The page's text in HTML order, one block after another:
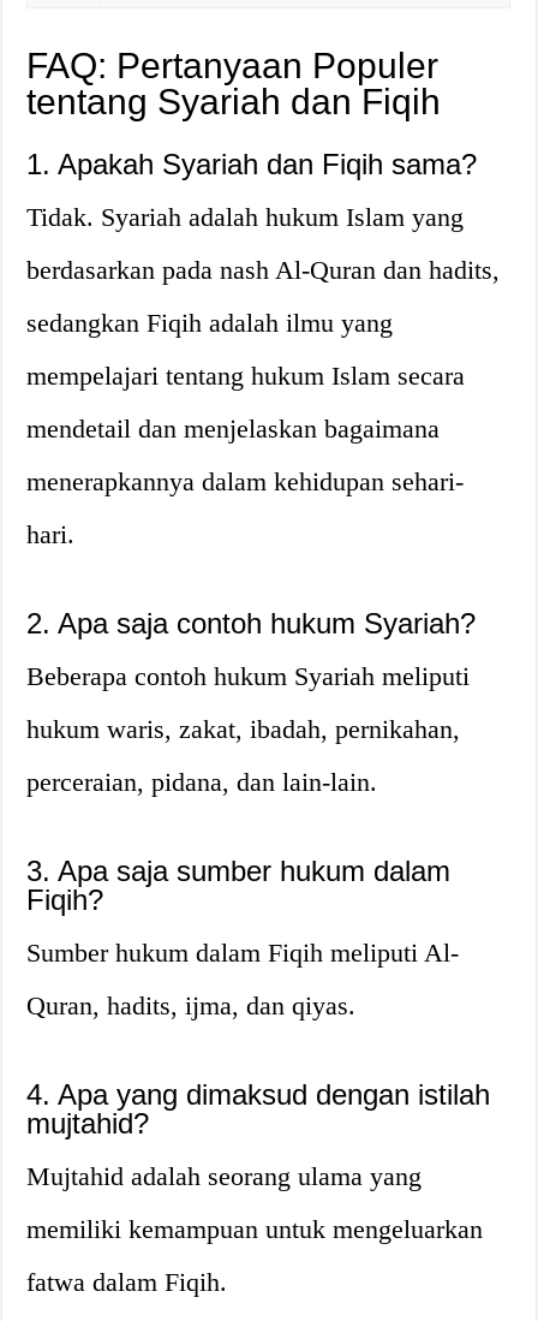
FAQ: Pertanyaan Populer
tentang Syariah dan Fiqih
1. Apakah Syariah dan Fiqih sama?
Tidak. Syariah adalah hukum Islam yang
berdasarkan pada nash Al-Quran dan hadits,
sedangkan Fiqih adalah ilmu yang
mempelajari tentang hukum Islam secara
mendetail dan menjelaskan bagaimana
menerapkannya dalam kehidupan sehari-
hari.
2. Apa saja contoh hukum Syariah?
Beberapa contoh hukum Syariah meliputi
hukum waris, zakat, ibadah, pernikahan,
perceraian, pidana, dan lain-lain.
3. Apa saja sumber hukum dalam
Fiqih?
Sumber hukum dalam Fiqih meliputi Al-
Quran, hadits, ijma, dan qiyas.
4. Apa yang dimaksud dengan istilah
mujtahid?
Mujtahid adalah seorang ulama yang
memiliki kemampuan untuk mengeluarkan
fatwa dalam Fiqih.